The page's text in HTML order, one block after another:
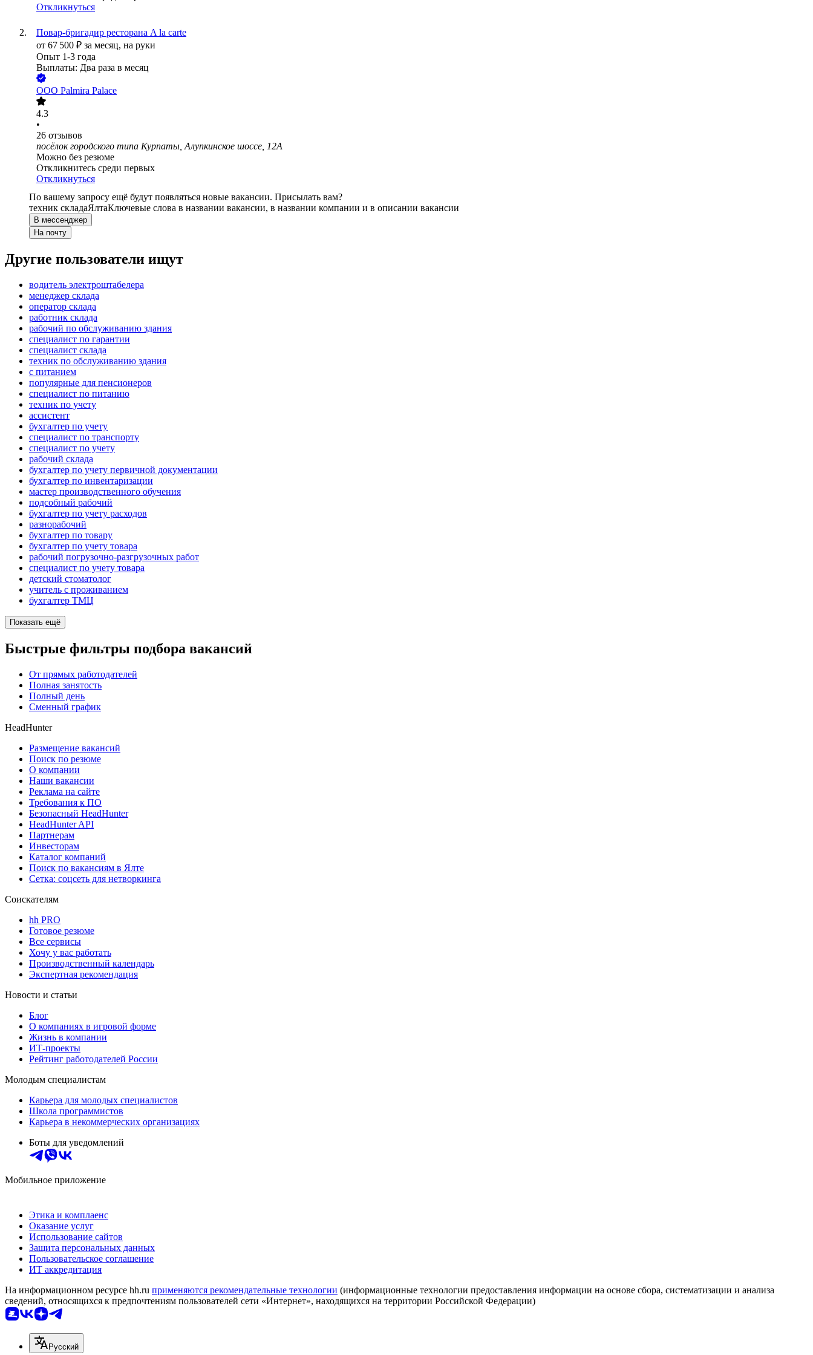
Откликнуться
Повар-бригадир ресторана A la carte
от 67 500 ₽ за месяц, на руки
Опыт 1-3 года
Выплаты: Два раза в месяц
ООО Palmira Palace
4.3
•
26 отзывов
посёлок городского типа Курпаты, Алупкинское шоссе, 12А
Можно без резюме
Откликнитесь среди первых
Откликнуться
По вашему запросу ещё будут появляться новые вакансии. Присылать вам?
техник складаЯлтаКлючевые слова в названии вакансии, в названии компании и в описании вакансии
В мессенджер
На почту
Другие пользователи ищут
водитель электроштабелера
менеджер склада
оператор склада
работник склада
рабочий по обслуживанию здания
специалист по гарантии
специалист склада
техник по обслуживанию здания
с питанием
популярные для пенсионеров
специалист по питанию
техник по учету
ассистент
бухгалтер по учету
специалист по транспорту
специалист по учету
рабочий склада
бухгалтер по учету первичной документации
бухгалтер по инвентаризации
мастер производственного обучения
подсобный рабочий
бухгалтер по учету расходов
разнорабочий
бухгалтер по товару
бухгалтер по учету товара
рабочий погрузочно-разгрузочных работ
специалист по учету товара
детский стоматолог
учитель с проживанием
бухгалтер ТМЦ
Показать ещё
Быстрые фильтры подбора вакансий
От прямых работодателей
Полная занятость
Полный день
Сменный график
HeadHunter
Размещение вакансий
Поиск по резюме
О компании
Наши вакансии
Реклама на сайте
Требования к ПО
Безопасный HeadHunter
HeadHunter API
Партнерам
Инвесторам
Каталог компаний
Поиск по вакансиям в Ялте
Сетка: соцсеть для нетворкинга
Соискателям
hh PRO
Готовое резюме
Все сервисы
Хочу у вас работать
Производственный календарь
Экспертная рекомендация
Новости и статьи
Блог
О компаниях в игровой форме
Жизнь в компании
ИТ-проекты
Рейтинг работодателей России
Молодым специалистам
Карьера для молодых специалистов
Школа программистов
Карьера в некоммерческих организациях
Боты для уведомлений
Мобильное приложение
Этика и комплаенс
Оказание услуг
Использование сайтов
Защита персональных данных
Пользовательское соглашение
ИТ аккредитация
На информационном ресурсе hh.ru применяются рекомендательные технологии (информационные технологии предоставления информации на основе сбора, систематизации и анализа
сведений, относящихся к предпочтениям пользователей сети «Интернет», находящихся на территории Российской Федерации)
Русский